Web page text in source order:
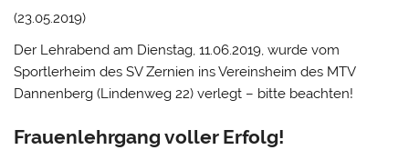
(23.05.2019)
Der Lehrabend am Dienstag, 11.06.2019, wurde vom
Sportlerheim des SV Zernien ins Vereinsheim des MTV
Dannenberg (Lindenweg 22) verlegt – bitte beachten!
Frauenlehrgang voller Erfolg!